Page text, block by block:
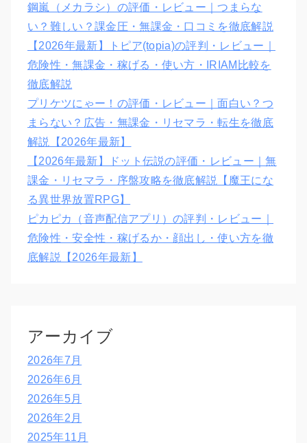
鋼嵐（メカラシ）の評価・レビュー｜つまらな
い？難しい？課金圧・無課金・口コミを徹底解説
【2026年最新】トピア(topia)の評判・レビュー｜
危険性・無課金・稼げる・使い方・IRIAM比較を
徹底解説
プリケツにゃー！の評価・レビュー｜面白い？つ
まらない？広告・無課金・リセマラ・転生を徹底
解説【2026年最新】
【2026年最新】ドット伝説の評価・レビュー｜無
課金・リセマラ・序盤攻略を徹底解説【魔王にな
る異世界放置RPG】
ピカピカ（音声配信アプリ）の評判・レビュー｜
危険性・安全性・稼げるか・顔出し・使い方を徹
底解説【2026年最新】
アーカイブ
2026年7月
2026年6月
2026年5月
2026年2月
2025年11月